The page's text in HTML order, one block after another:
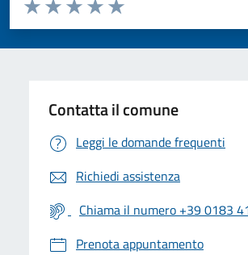
Valuta 5 stelle su 5
Valuta 4 stelle su 5
Valuta 3 stelle su 5
Valuta 2 stelle su 5
Valuta 1 stelle su 5
Contatta il comune
Leggi le domande frequenti
Richiedi assistenza
Chiama il numero +39 0183
Prenota appuntamento